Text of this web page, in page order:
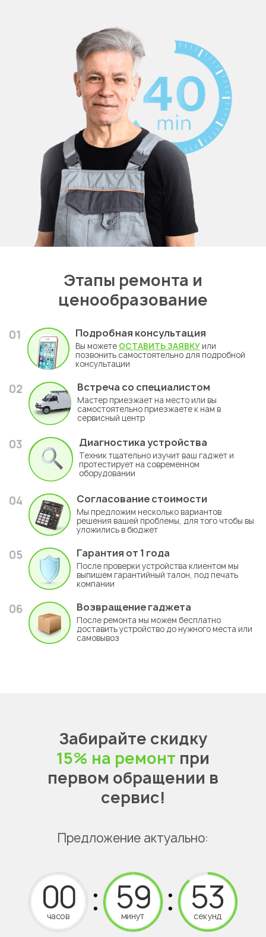
Этапы ремонта и
ценообразование
01 Подробная консультация
Вы можете ОСТАВИТЬ ЗАЯВКУ или
позвонить самостоятельно для подробной
консультации
02 Встреча со специалистом
Мастер приезжает на место или вы
самостоятельно приезжаете к нам в
сервисный центр
03 Диагностика устройства
Техник тщательно изучит ваш гаджет и
протестирует на современном
оборудовании
04 Согласование стоимости
Мы предложим несколько вариантов
решения вашей проблемы, для того чтобы вы
уложились в бюджет
05 Гарантия от 1 года
После проверки устройства клиентом мы
выпишем гарантийный талон, под печать
компании
06 Возвращение гаджета
После ремонта мы можем бесплатно
доставить устройство до нужного места или
самовывоз
Забирайте скидку
15% на ремонт при
первом обращении в
сервис!
Предложение актуально:
часов минут секунд